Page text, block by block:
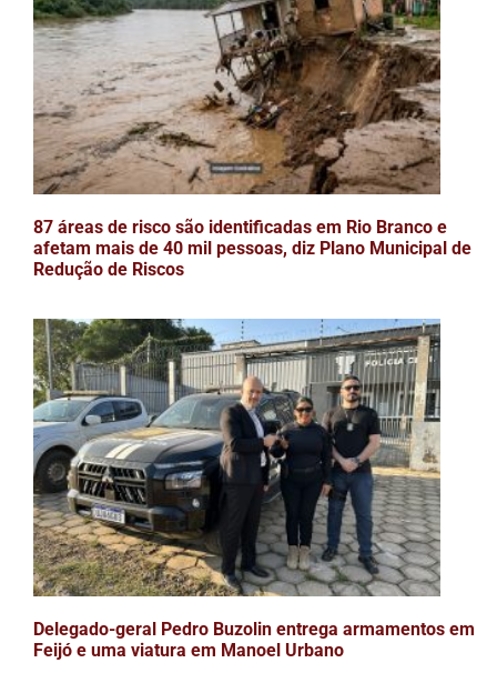
87 áreas de risco são identificadas em Rio Branco e
afetam mais de 40 mil pessoas, diz Plano Municipal de
Redução de Riscos
Delegado-geral Pedro Buzolin entrega armamentos em
Feijó e uma viatura em Manoel Urbano